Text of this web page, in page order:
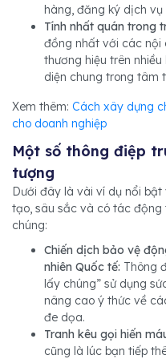
hàng, đăng ký dịch
Tính nhất quán trong
đồng nhất với các nội
thương hiệu trên
diện chung trong tâm
Xem thêm: Cách xây dựng
cho doanh nghiệp
Một số thông điệp
tượng
Dưới đây là vài ví dụ nổi
tạo, sâu sắc và có tác động
chúng:
Chiến dịch bảo vệ
nhiên Quốc tế: Thông
lấy chúng” sử dụng
nâng cao ý thức về
đe dọa.
Tranh kêu gọi hiến
cũng là lúc bạn tiếp